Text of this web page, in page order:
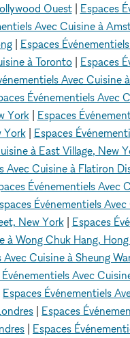
Ouest| Espaces
Avec Cuisine à
| Espaces
à Toronto | Espaces
Avec Cuisine
Événementiels Avec
York| Espaces
York| Espaces
à East Village, New
Avec Cuisine à Flatiron
Événementiels Avec
Événementiels
New York| Espaces
à Wong Chuk Hang,
Cuisine à Sheung
Avec
Espaces Événementiels
| Espaces
| Espaces